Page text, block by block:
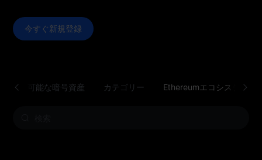
今すぐ新規登録
取引可能な暗号資産 カテゴリー Ethereumエコシステム